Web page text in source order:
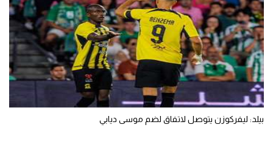
بيلد: ليفركوزن يتوصل لاتفاق لضم موسى ديابي